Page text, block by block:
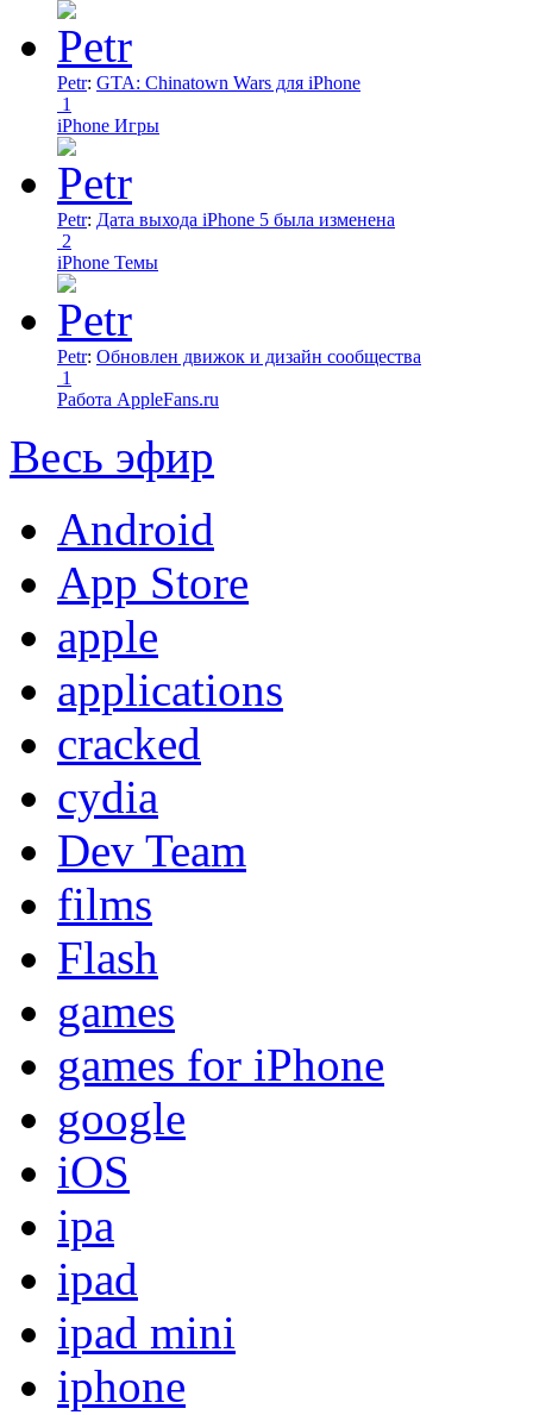
Petr: GTA: Chinatown Wars для iPhone
1
iPhone Игры
Petr: Дата выхода iPhone 5 была изменена
2
iPhone Темы
Petr: Обновлен движок и дизайн сообщества
1
Работа AppleFans.ru
Весь эфир
Android
App Store
apple
applications
cracked
cydia
Dev Team
films
Flash
games
games for iPhone
google
iOS
ipa
ipad
ipad mini
iphone